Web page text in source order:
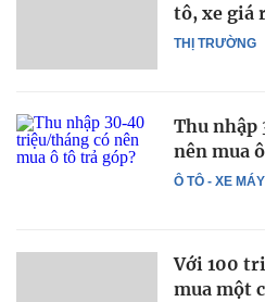
THỊ TRƯỜNG
tô, xe giá
Ô TÔ - XE MÁY
Thu
nên mua
Với 100
mua một